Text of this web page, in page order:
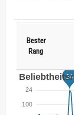
Bester
Rang